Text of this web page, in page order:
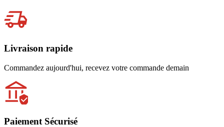
Livraison rapide
Commandez aujourd'hui, recevez votre commande demain
Paiement Sécurisé